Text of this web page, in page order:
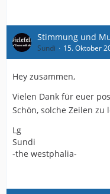
Stimmung und
Sundi 15. Oktober
Hey zusammen,
Vielen Dank für euer
Schön, solche Zeilen zu
Lg
Sundi
-the westphalia-